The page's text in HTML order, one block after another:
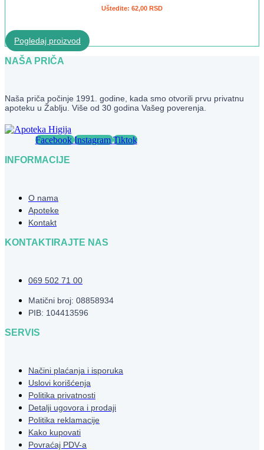
je
bila:
Uštedite: 62,00 RSD
Pogledaj proizvod
NAŠA PRIČA
Naša priča počinje 1991. godine, kada smo otvorili prvu privatnu
apoteku u Žablju. Više od 30 godina Vašeg poverenja.
Facebook Instagram Tiktok
INFORMACIJE
O nama
Apoteke
Kontakt
KONTAKTIRAJTE NAS
069 502 71 00
Matični broj: 08858934
PIB: 104413596
SERVIS
Načini plaćanja i isporuka
Uslovi korišćenja
Politika privatnosti
Detalji ugovora i prodaji
Politika reklamacije
Kako kupovati
Povraćaj PDV-a